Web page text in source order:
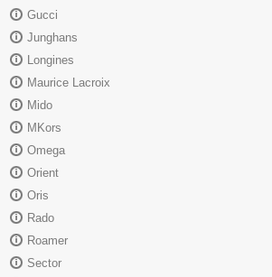
Gucci
Junghans
Longines
Maurice Lacroix
Mido
MKors
Omega
Orient
Oris
Rado
Roamer
Sector